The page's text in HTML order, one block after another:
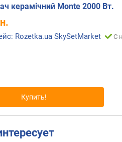
керамічний Monte 2000 Вт.
Rozetka.ua SkySetMarket С
Купить!